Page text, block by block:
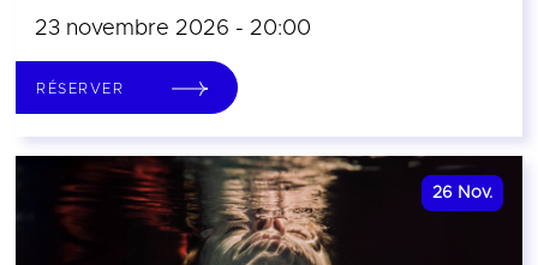
23 novembre 2026 - 20:00
RÉSERVER
26 Nov.